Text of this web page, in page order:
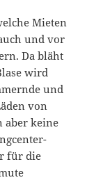
Mieten
und vor
Da bläht
wird
und
von
aber keine
für die